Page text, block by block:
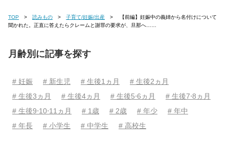
TOP 読みもの 子育て/妊娠/出産
聞かれた。正直に答えたらクレームと謝罪の要求が、旦那へ……
月齢別に記事を探す
# 妊娠 # 新生児 # 生後1ヵ月
# 生後2ヵ月
# 生後3ヵ月
# 生後4ヵ月 # 生後5⋅6ヵ月
# 生後7⋅8ヵ月
# 生後9⋅10⋅11ヵ月
# 1歳 # 2歳 # 年少
# 年中
# 年長
# 小学生 # 中学生 # 高校生